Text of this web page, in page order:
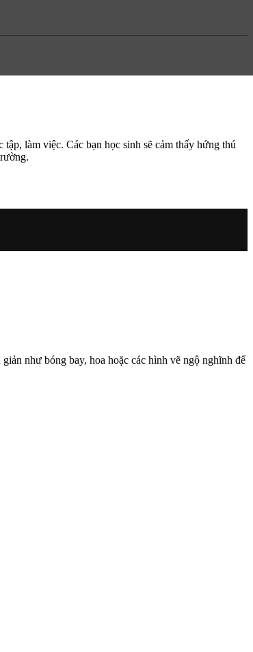
làm việc. Các bạn học sinh sẽ cảm thấy hứng thú
như bóng bay, hoa hoặc các hình vẽ ngộ nghĩnh để